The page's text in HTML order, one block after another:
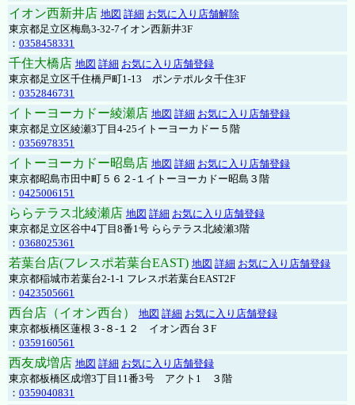
イオン西新井店 地図 詳細 お気に入り店舗解除
東京都足立区梅島3-32-7イオン西新井3F
： 0358458331
千住大橋店 地図 詳細 お気に入り店舗登録
東京都足立区千住橋戸町1-13 ポンテポルタ千住3F
： 0352846731
イトーヨーカドー綾瀬店 地図 詳細 お気に入り店舗登録
東京都足立区綾瀬3丁目4-25イトーヨーカドー５階
： 0356978351
イトーヨーカドー昭島店 地図 詳細 お気に入り店舗登録
東京都昭島市田中町５６２-１イトーヨーカドー昭島３階
： 0425006151
ららテラス北綾瀬店 地図 詳細 お気に入り店舗登録
東京都足立区谷中4丁目8番1号 ららテラス北綾瀬3階
： 0368025361
若葉台店(フレスポ若葉台EAST) 地図 詳細 お気に入り店舗登録
東京都稲城市若葉台2-1-1 フレスポ若葉台EAST2F
： 0423505661
西台店（イオン西台） 地図 詳細 お気に入り店舗登録
東京都板橋区蓮根３-８-１２ イオン西台３F
： 0359160561
西友成増店 地図 詳細 お気に入り店舗登録
東京都板橋区成増3丁目11番3号 アクト1 ３階
： 0359040831